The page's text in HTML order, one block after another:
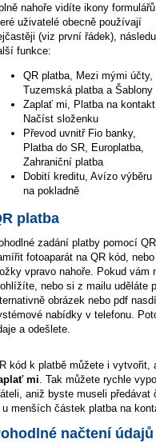
nahoře vidíte ikony formulářů,
uživatelé obecně používají
(viz první řádek),
funkce:
QR platba, Mezi mými účty,
Tuzemská platba a Šablony
Zaplať mi, Platba na kontakt,
Načíst složenku
Převod uvnitř Fio banky,
Platba do SR, Europlatba,
Zahraniční platba
Dobití kreditu, Avízo výběru
na pokladně
platba
zadání platby pomocí
fotoaparát na QR kód,
vpravo nahoře. Pokud vám
nebo si z mailu uděláte
obrázek nebo pdf
nabídky v telefonu.
a odešlete.
kód k platbě můžete i vytvořit,
mi. Tak můžete rychle
aniž byste museli
u menších částek platba na
načtení údajů